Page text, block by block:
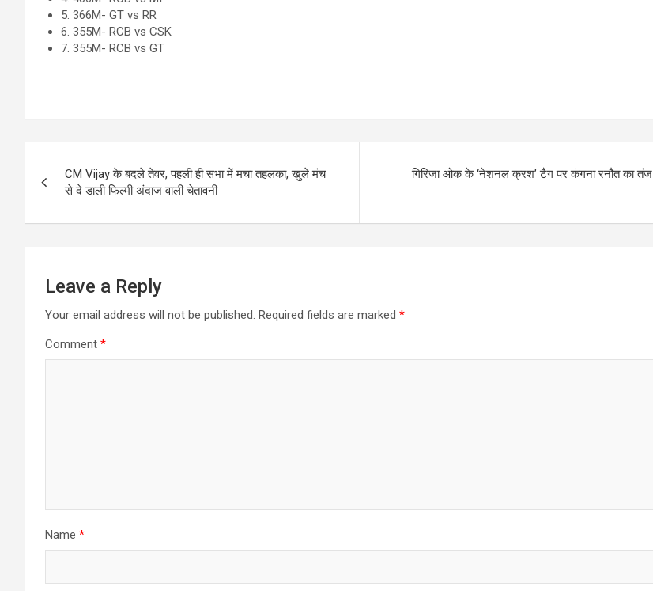
5. 366M- GT vs RR
6. 355M- RCB vs CSK
7. 355M- RCB vs GT
navigation
CM Vijay के बदले तेवर, पहली ही सभा में मचा तहलका, खुले मंच
से दे डाली फिल्मी अंदाज वाली चेतावनी
गिरिजा ओक के ‘नेशनल क्रश’ टैग पर कंगना रनौत का तंज
Leave a Reply
Your email address will not be published. Required fields are marked *
Comment *
Name *